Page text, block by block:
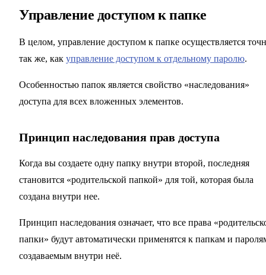
Управление доступом к папке
В целом, управление доступом к папке осуществляется
так же, как управление доступом к отдельному паролю.
Особенностью папок является свойство «наследования»
доступа для всех вложенных элементов.
Принцип наследования прав доступа
Когда вы создаете одну папку внутри второй, последняя
становится «родительской папкой» для той, которая была
создана внутри нее.
Принцип наследования означает, что все права
папки» будут автоматически применятся к папкам и
создаваемым внутри неё.